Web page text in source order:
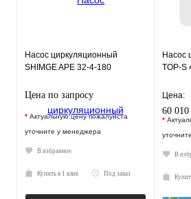
Насос циркуляционный
SHIMGE APE 32-4-180
Цена по запросу
* Актуальную цену пожалуйста
уточните у менеджера
В избранное
Купить в 1 клик Под заказ
Насос
TOP-S
Цена:
60 010
*
В